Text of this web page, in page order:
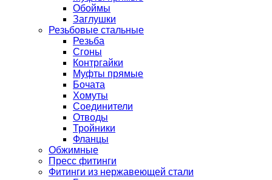
Обоймы
Заглушки
Резьбовые стальные
Резьба
Сгоны
Контргайки
Муфты прямые
Бочата
Хомуты
Соединители
Отводы
Тройники
Фланцы
Обжимные
Пресс фитинги
Фитинги из нержавеющей стали